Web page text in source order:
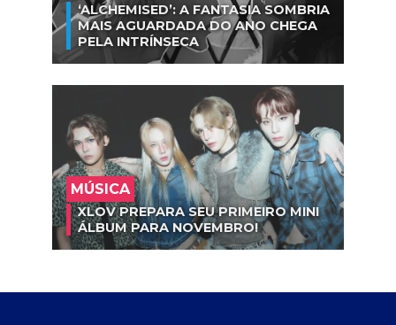
‘ALCHEMISED’: A FANTASIA SOMBRIA
MAIS AGUARDADA DO ANO CHEGA
PELA INTRÍNSECA
MÚSICA
XLOV PREPARA SEU PRIMEIRO MINI
ÁLBUM PARA NOVEMBRO!